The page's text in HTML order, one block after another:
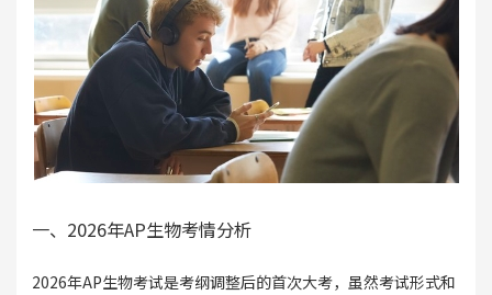
一、2026年AP生物考情分析
2026年AP生物考试是考纲调整后的首次大考，虽然考试形式和